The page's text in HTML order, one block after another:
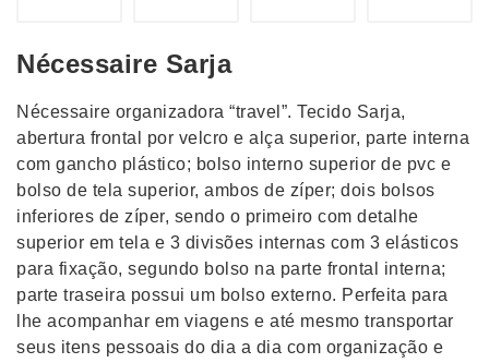
Nécessaire Sarja
Nécessaire organizadora “travel”. Tecido Sarja,
abertura frontal por velcro e alça superior, parte interna
com gancho plástico; bolso interno superior de pvc e
bolso de tela superior, ambos de zíper; dois bolsos
inferiores de zíper, sendo o primeiro com detalhe
superior em tela e 3 divisões internas com 3 elásticos
para fixação, segundo bolso na parte frontal interna;
parte traseira possui um bolso externo. Perfeita para
lhe acompanhar em viagens e até mesmo transportar
seus itens pessoais do dia a dia com organização e